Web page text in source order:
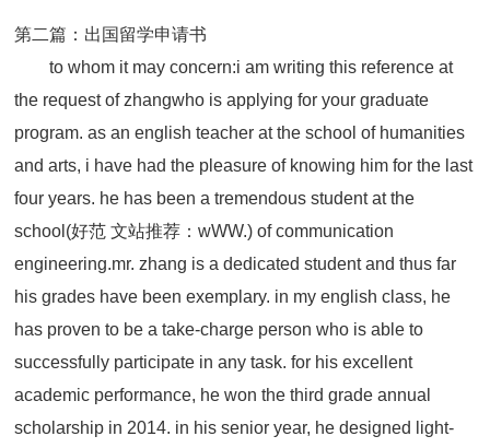
第二篇：出国留学申请书
to whom it may concern:i am writing this reference at
the request of zhangwho is applying for your graduate
program. as an english teacher at the school of humanities
and arts, i have had the pleasure of knowing him for the last
four years. he has been a tremendous student at the
school(好范 文站推荐：wWW.) of communication
engineering.mr. zhang is a dedicated student and thus far
his grades have been exemplary. in my english class, he
has proven to be a take-charge person who is able to
successfully participate in any task. for his excellent
academic performance, he won the third grade annual
scholarship in 2014. in his senior year, he designed light-